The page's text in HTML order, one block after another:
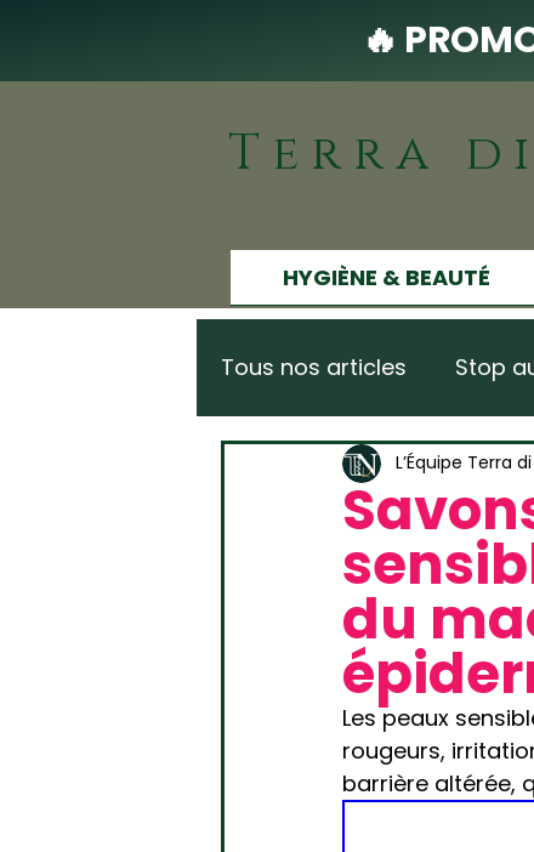
🔥
Terra
HYGIÈNE & BEAUTÉ
Tous nos articles Stop
Naturel & Zéro déchet
Science & Nature au
du
L’Équipe Terra
Les peaux
rougeurs,
barrière altérée,